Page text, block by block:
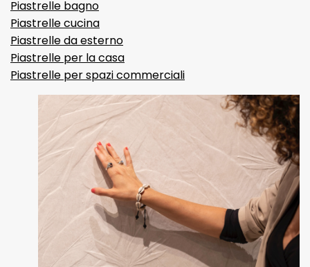
Piastrelle bagno
Piastrelle cucina
Piastrelle da esterno
Piastrelle per la casa
Piastrelle per spazi commerciali